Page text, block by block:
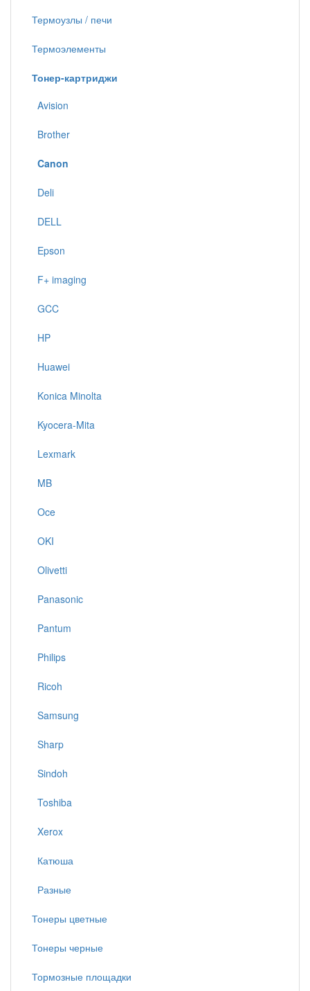
Термоузлы / печи
Термоэлементы
Тонер-картриджи
Avision
Brother
Canon
Deli
DELL
Epson
F+ imaging
GCC
HP
Huawei
Konica Minolta
Kyocera-Mita
Lexmark
MB
Oce
OKI
Olivetti
Panasonic
Pantum
Philips
Ricoh
Samsung
Sharp
Sindoh
Toshiba
Xerox
Катюша
Разные
Тонеры цветные
Тонеры черные
Тормозные площадки